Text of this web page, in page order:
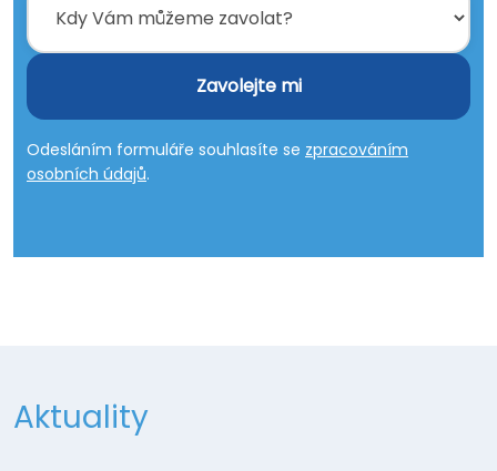
Zavolejte mi
Odesláním formuláře souhlasíte se zpracováním
osobních údajů.
Aktuality